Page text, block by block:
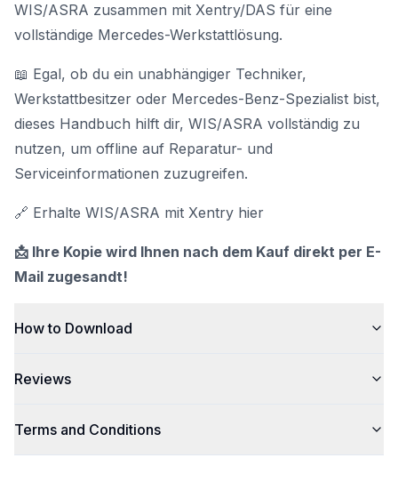
WIS/ASRA zusammen mit Xentry/DAS für eine
vollständige Mercedes-Werkstattlösung.
📖 Egal, ob du ein unabhängiger Techniker,
Werkstattbesitzer oder Mercedes-Benz-Spezialist bist,
dieses Handbuch hilft dir, WIS/ASRA vollständig zu
nutzen, um offline auf Reparatur- und
Serviceinformationen zuzugreifen.
🔗 Erhalte WIS/ASRA mit Xentry hier
📩 Ihre Kopie wird Ihnen nach dem Kauf direkt per E-
Mail zugesandt!
How to Download
Reviews
Terms and Conditions